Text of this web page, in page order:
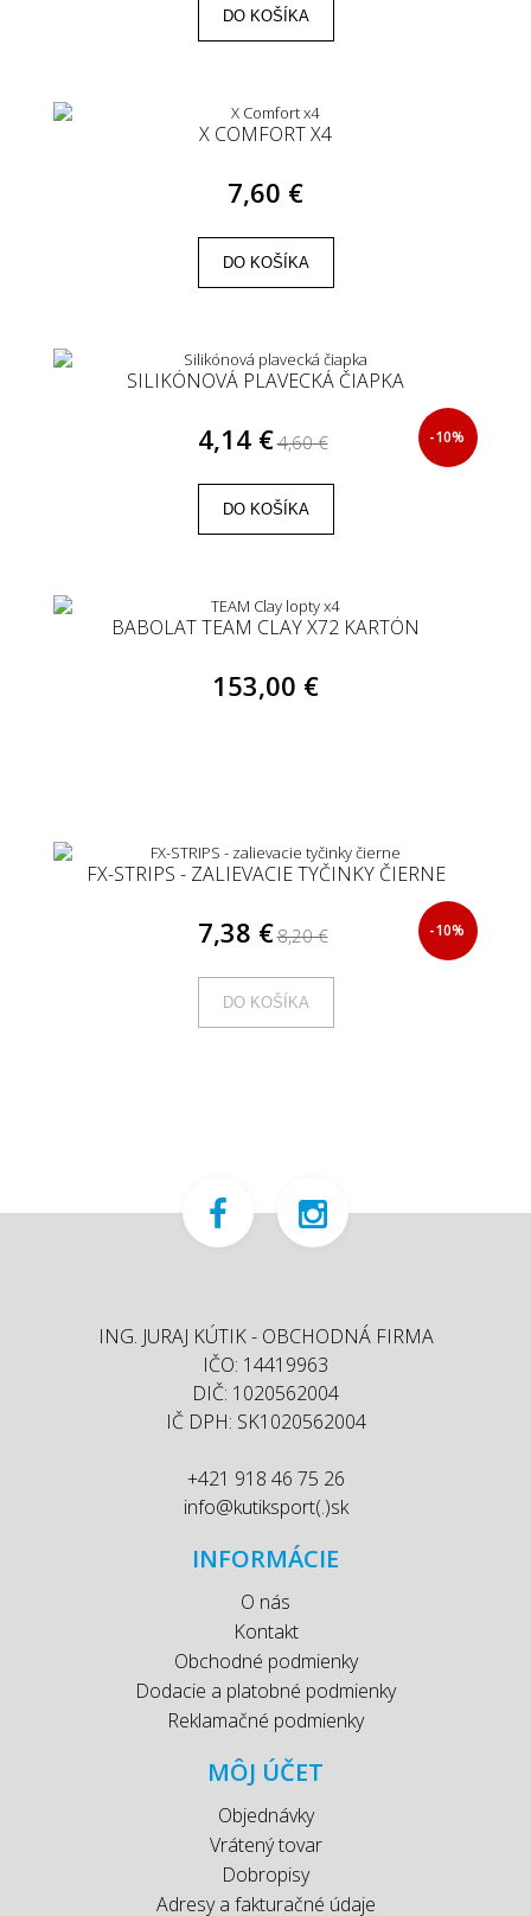
DO KOŠÍKA
X COMFORT X4
7,60 €
DO KOŠÍKA
SILIKÓNOVÁ PLAVECKÁ ČIAPKA
4,14 €4,60 € -10%
DO KOŠÍKA
BABOLAT TEAM CLAY X72 KARTÓN
153,00 €
FX-STRIPS - ZALIEVACIE TYČINKY ČIERNE
7,38 €8,20 € -10%
DO KOŠÍKA
ING. JURAJ KÚTIK - OBCHODNÁ FIRMA
IČO: 14419963
DIČ: 1020562004
IČ DPH: SK1020562004
+421 918 46 75 26
info@kutiksport(.)sk
INFORMÁCIE
O nás
Kontakt
Obchodné podmienky
Dodacie a platobné podmienky
Reklamačné podmienky
MÔJ ÚČET
Objednávky
Vrátený tovar
Dobropisy
Adresy a fakturačné údaje